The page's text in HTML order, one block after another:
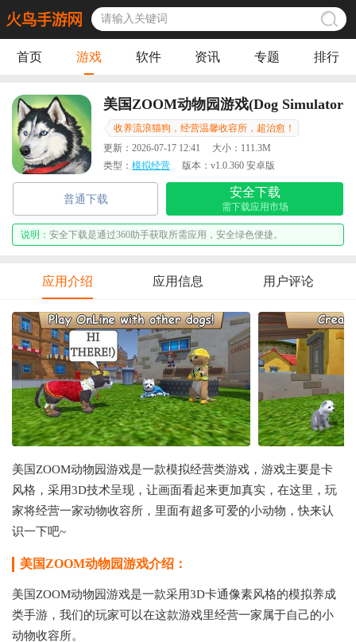
首页 游戏 软件 资讯 专题 排行
美国ZOOM动物园游戏(Dog Simulator
- Animal Life)
收养流浪猫狗，经营温馨收容所，超治愈！
更新： 2026-07-17 12:41 大小： 111.3M
类型： 模拟经营 版本： v1.0.360 安卓版
普通下载
安全下载
需下载应用市场
说明： 安全下载是通过360助手获取所需应用，安全绿色便捷。
应用介绍 应用信息 用户评论
美国ZOOM动物园游戏是一款模拟经营类游戏，游戏主要是卡
风格，采用3D技术呈现，让画面看起来更加真实，在这里，玩
家将经营一家动物收容所，里面有超多可爱的小动物，快来认
识一下吧~
美国ZOOM动物园游戏介绍：
美国ZOOM动物园游戏是一款采用3D卡通像素风格的模拟养成
类手游，我们的玩家可以在这款游戏里经营一家属于自己的小
动物收容所。